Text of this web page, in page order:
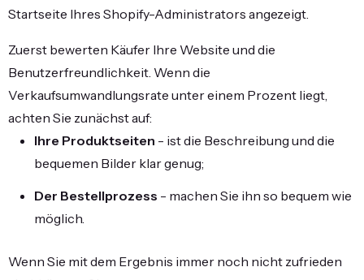
Startseite Ihres Shopify-Administrators angezeigt.
Zuerst bewerten Käufer Ihre Website und die
Benutzerfreundlichkeit. Wenn die
Verkaufsumwandlungsrate unter einem Prozent liegt,
achten Sie zunächst auf:
Ihre Produktseiten - ist die Beschreibung und die
bequemen Bilder klar genug;
Der Bestellprozess - machen Sie ihn so bequem wie
möglich.
Wenn Sie mit dem Ergebnis immer noch nicht zufrieden